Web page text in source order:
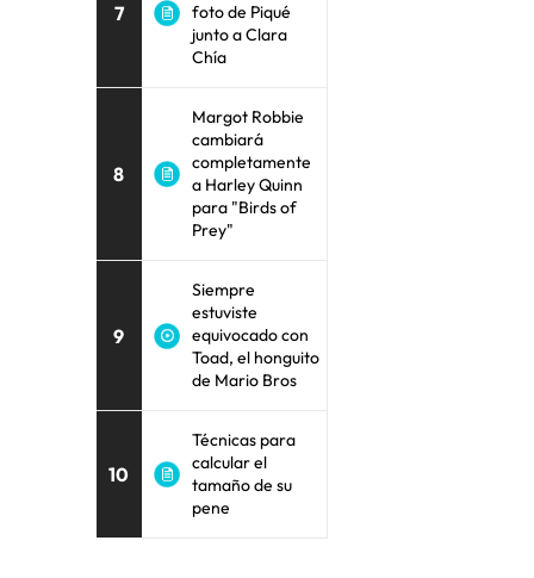
7
foto de Piqué
junto a Clara
Chía
8
Margot Robbie
cambiará
completamente
a Harley Quinn
para "Birds of
Prey"
9
Siempre
estuviste
equivocado con
Toad, el honguito
de Mario Bros
10
Técnicas para
calcular el
tamaño de su
pene